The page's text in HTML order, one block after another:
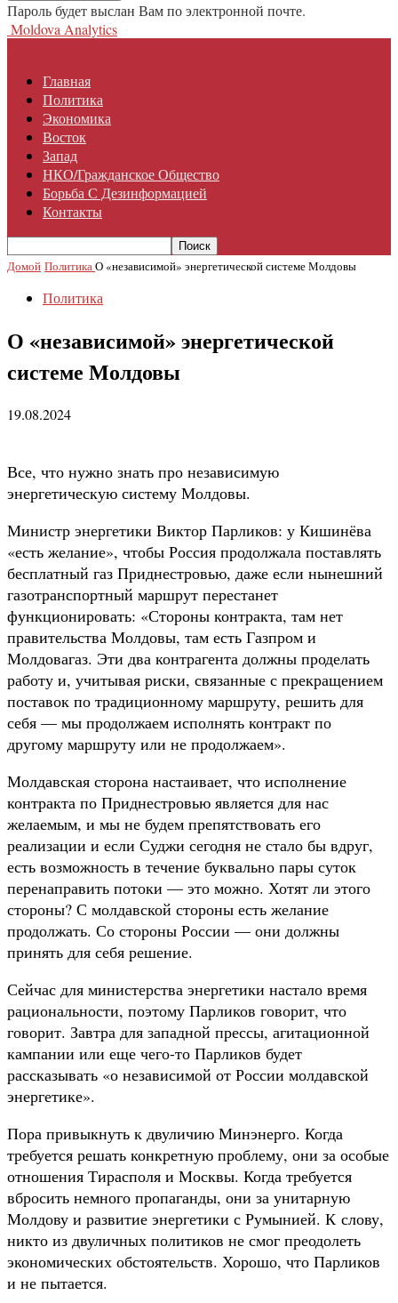
Пароль будет выслан Вам по электронной почте.
Moldova Analytics
Главная
Политика
Экономика
Восток
Запад
НКО/гражданское Общество
Борьба С Дезинформацией
Контакты
Домой ПолитикаО «независимой» энергетической системе Молдовы
Политика
О «независимой» энергетической
системе Молдовы
19.08.2024
Все, что нужно знать про независимую
энергетическую систему Молдовы.
Министр энергетики Виктор Парликов: у Кишинёва
«есть желание», чтобы Россия продолжала поставлять
бесплатный газ Приднестровью, даже если нынешний
газотранспортный маршрут перестанет
функционировать: «Стороны контракта, там нет
правительства Молдовы, там есть Газпром и
Молдовагаз. Эти два контрагента должны проделать
работу и, учитывая риски, связанные с прекращением
поставок по традиционному маршруту, решить для
себя — мы продолжаем исполнять контракт по
другому маршруту или не продолжаем».
Молдавская сторона настаивает, что исполнение
контракта по Приднестровью является для нас
желаемым, и мы не будем препятствовать его
реализации и если Суджи сегодня не стало бы вдруг,
есть возможность в течение буквально пары суток
перенаправить потоки — это можно. Хотят ли этого
стороны? С молдавской стороны есть желание
продолжать. Со стороны России — они должны
принять для себя решение.
Сейчас для министерства энергетики настало время
рациональности, поэтому Парликов говорит, что
говорит. Завтра для западной прессы, агитационной
кампании или еще чего-то Парликов будет
рассказывать «о независимой от России молдавской
энергетике».
Пора привыкнуть к двуличию Минэнерго. Когда
требуется решать конкретную проблему, они за особые
отношения Тирасполя и Москвы. Когда требуется
вбросить немного пропаганды, они за унитарную
Молдову и развитие энергетики с Румынией. К слову,
никто из двуличных политиков не смог преодолеть
экономических обстоятельств. Хорошо, что Парликов
и не пытается.